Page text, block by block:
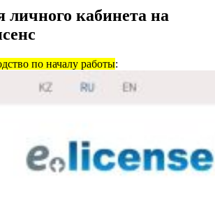
личного кабинета на
по началу работы: